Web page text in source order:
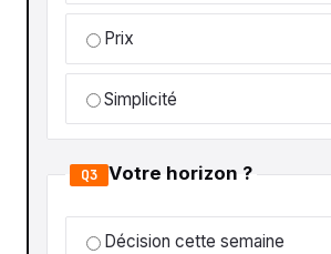
Prix
Simplicité
Q3 Votre horizon ?
Décision cette semaine